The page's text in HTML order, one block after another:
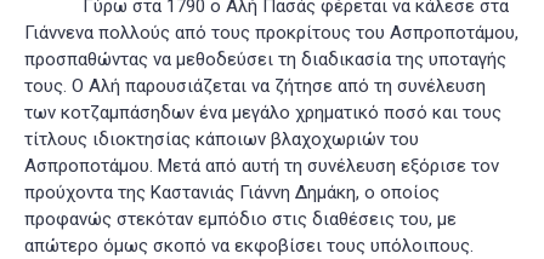
Γύρω στα 1790 ο Αλή Πασάς φέρεται να κάλεσε στα
Γιάννενα πολλούς από τους προκρίτους του Ασπροποτάμου,
προσπαθώντας να μεθοδεύσει τη διαδικασία της υποταγής
τους. Ο Αλή παρουσιάζεται να ζήτησε από τη συνέλευση
των κοτζαμπάσηδων ένα μεγάλο χρηματικό ποσό και τους
τίτλους ιδιοκτησίας κάποιων βλαχοχωριών του
Ασπροποτάμου. Μετά από αυτή τη συνέλευση εξόρισε τον
προύχοντα της Καστανιάς Γιάννη Δημάκη, ο οποίος
προφανώς στεκόταν εμπόδιο στις διαθέσεις του, με
απώτερο όμως σκοπό να εκφοβίσει τους υπόλοιπους.